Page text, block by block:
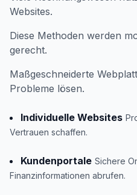
Websites.
Diese Methoden werden
gerecht.
Maßgeschneiderte
Probleme lösen.
Individuelle Websites
Vertrauen schaffen.
Kundenportale Sichere
Finanzinformationen abrufen.